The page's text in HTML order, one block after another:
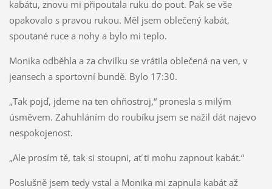
kabátu, znovu mi připoutala ruku do pout. Pak se vše
opakovalo s pravou rukou. Měl jsem oblečený kabát,
spoutané ruce a nohy a bylo mi teplo.
Monika odběhla a za chvilku se vrátila oblečená na ven, v
jeansech a sportovní bundě. Bylo 17:30.
„Tak pojď, jdeme na ten ohňostroj,“ pronesla s milým
úsměvem. Zahuhláním do roubíku jsem se nažil dát najevo
nespokojenost.
„Ale prosím tě, tak si stoupni, ať ti mohu zapnout kabát.“
Poslušně jsem tedy vstal a Monika mi zapnula kabát až